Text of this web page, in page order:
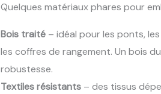
Quelques matériaux phares pour
Bois traité– idéal pour les ponts,
les coffres de rangement. Un bois
robustesse.
Textiles résistants– des tissus